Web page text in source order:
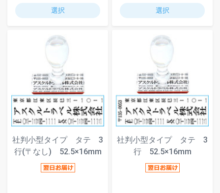
選択 選択
社判小型タイプ タテ 3
行(〒なし) 52.5×16mm
社判小型タイプ タテ 3
行 52.5×16mm